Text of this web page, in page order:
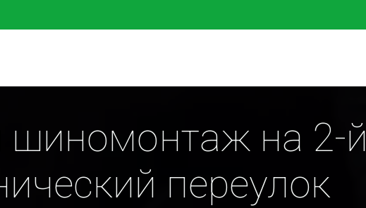
шиномонтаж на 2-й
переулок